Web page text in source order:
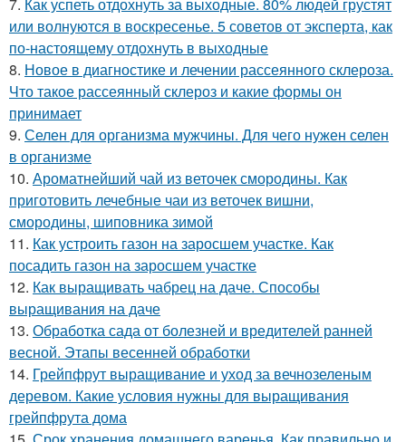
или волнуются в воскресенье. 5 советов от эксперта, как
по-настоящему отдохнуть в выходные
8. Новое в диагностике и лечении рассеянного склероза.
Что такое рассеянный склероз и какие формы он
принимает
9. Селен для организма мужчины. Для чего нужен селен
в организме
10. Ароматнейший чай из веточек смородины. Как
приготовить лечебные чаи из веточек вишни,
смородины, шиповника зимой
11. Как устроить газон на заросшем участке. Как
посадить газон на заросшем участке
12. Как выращивать чабрец на даче. Способы
выращивания на даче
13. Обработка сада от болезней и вредителей ранней
весной. Этапы весенней обработки
14. Грейпфрут выращивание и уход за вечнозеленым
деревом. Какие условия нужны для выращивания
грейпфрута дома